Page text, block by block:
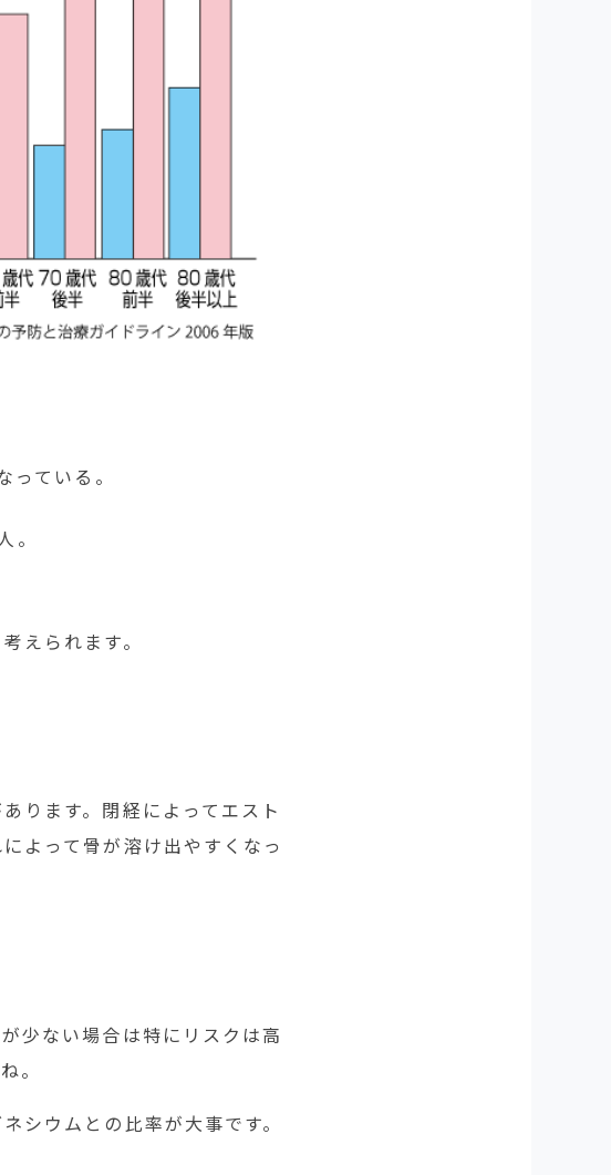
ている。
。
えられます。
ります。閉経によってエスト
よって骨が溶け出やすくなっ
少ない場合は特にリスクは高
。
シウムとの比率が大事です。